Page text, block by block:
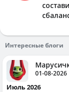
Интересные блоги
01-08-2026
Июль 2026